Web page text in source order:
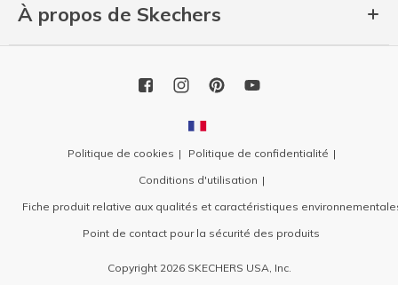
À propos de Skechers
Politique de cookies
Politique de confidentialité
Conditions d'utilisation
Fiche produit relative aux qualités et caractéristiques
Point de contact pour la sécurité des produits
Copyright 2026 SKECHERS USA, Inc.